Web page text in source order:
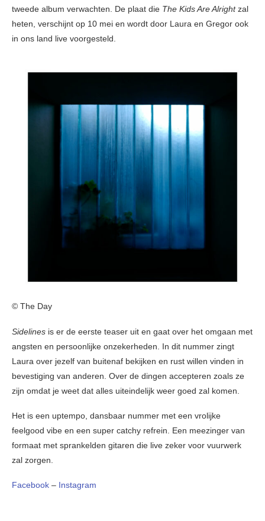
tweede album verwachten. De plaat die The Kids Are Alrightzal
heten, verschijnt op 10 mei en wordt door Laura en Gregor ook
in ons land live voorgesteld.
© The Day
Sidelines is er de eerste teaser uit en gaat over het omgaan met
angsten en persoonlijke onzekerheden. In dit nummer zingt
Laura over jezelf van buitenaf bekijken en rust willen vinden in
bevestiging van anderen. Over de dingen accepteren zoals ze
zijn omdat je weet dat alles uiteindelijk weer goed zal komen.
Het is een uptempo, dansbaar nummer met een vrolijke
feelgood vibe en een super catchy refrein. Een meezinger van
formaat met sprankelden gitaren die live zeker voor vuurwerk
zal zorgen.
Facebook – Instagram